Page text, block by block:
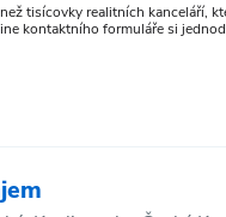
tisícovky realitních kanceláří,
kontaktního formuláře si